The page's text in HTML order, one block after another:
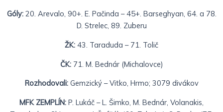
Góly: 20. Arevalo, 90+. E. Pačinda – 45+. Barseghyan, 64. a 78.
D. Strelec, 89. Zuberu
ŽK: 43. Taraduda – 71. Tolič
ČK: 71. M. Bednár (Michalovce)
Rozhodovali:Gemzický – Vitko, Hrmo; 3079 divákov
MFK ZEMPLÍN: P. Lukáč – L. Šimko, M. Bednár, Volanakis,